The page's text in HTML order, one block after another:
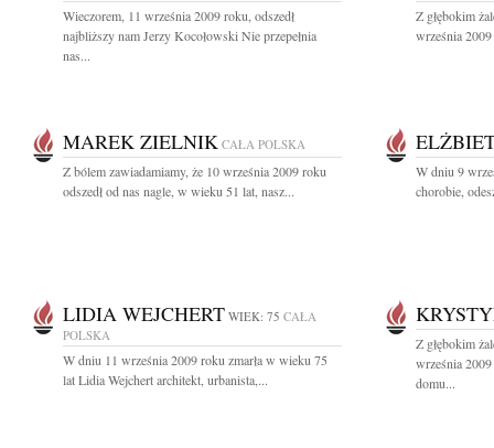
Wieczorem, 11 września 2009 roku, odszedł
najbliższy nam Jerzy Kocołowski Nie przepełnia
nas...
Z głębokim
września
MAREK ZIELNIK CAŁA POLSKA
Z bólem zawiadamiamy, że 10 września 2009 roku
odszedł od nas nagle, w wieku 51 lat, nasz...
W dniu 9
chorobie,
LIDIA WEJCHERT WIEK: 75 CAŁA
POLSKA
W dniu 11 września 2009 roku zmarła w wieku 75
lat Lidia Wejchert architekt, urbanista,...
Z głębokim
września
domu...